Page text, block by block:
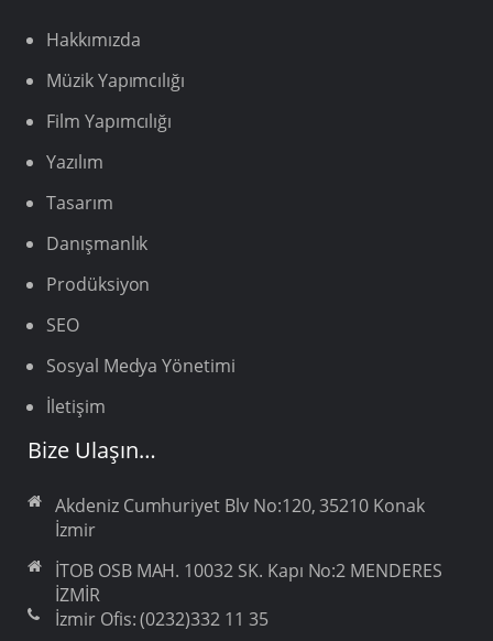
Hakkımızda
Müzik Yapımcılığı
Film Yapımcılığı
Yazılım
Tasarım
Danışmanlık
Prodüksiyon
SEO
Sosyal Medya Yönetimi
İletişim
Bize Ulaşın…
Akdeniz Cumhuriyet Blv No:120, 35210 Konak
İzmir
İTOB OSB MAH. 10032 SK. Kapı No:2 MENDERES
İZMİR
İzmir Ofis: (0232)332 11 35